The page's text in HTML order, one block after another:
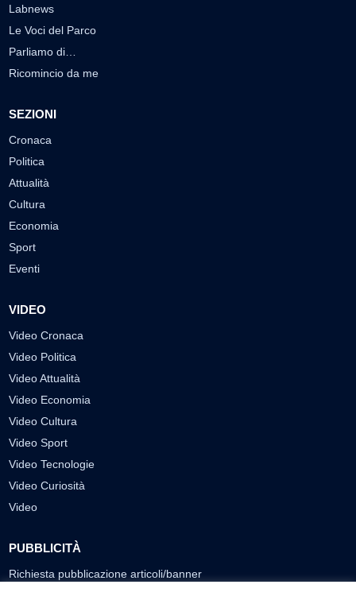
Labnews
Le Voci del Parco
Parliamo di…
Ricomincio da me
SEZIONI
Cronaca
Politica
Attualità
Cultura
Economia
Sport
Eventi
VIDEO
Video Cronaca
Video Politica
Video Attualità
Video Economia
Video Cultura
Video Sport
Video Tecnologie
Video Curiosità
Video
PUBBLICITÀ
Richiesta pubblicazione articoli/banner